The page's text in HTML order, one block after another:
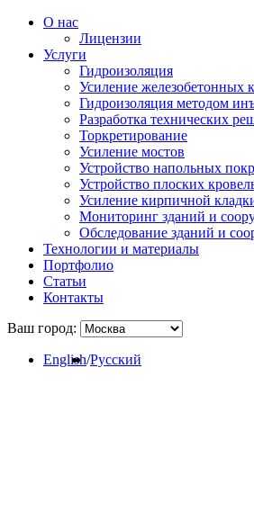
О нас
Лицензии
Услуги
Гидроизоляция
Усиление железобетонных
Гидроизоляция методом
Разработка технических
Торкретирование
Усиление мостов
Устройство напольных
Устройство плоских
Усиление кирпичной
Мониторинг зданий и
Обследование зданий и
Технологии и материалы
Портфолио
Статьи
Контакты
Ваш город:
English/Русский